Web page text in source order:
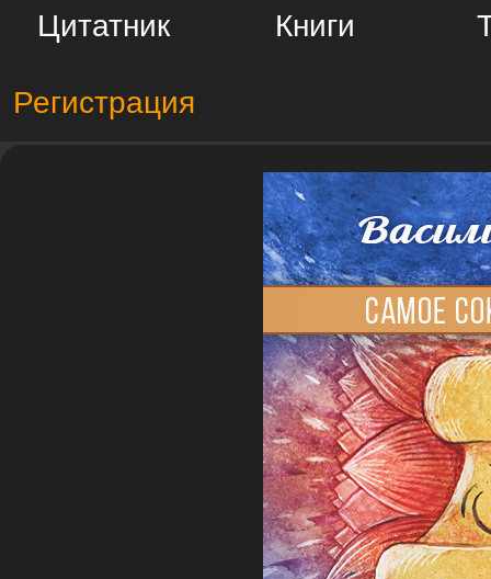
Цитатник Книги
Регистрация